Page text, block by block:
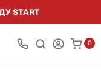
START
0